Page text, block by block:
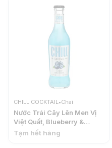
CHILL COCKTAIL•Chai
Nước Trái Cây Lên Men Vị
Việt Quất, Blueberry &
Vodka Sparkling, 4%
Tạm hết hàng